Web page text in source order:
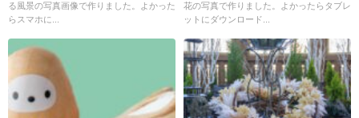
る風景の写真画像で作りました。よかった
らスマホに...
花の写真で作りました。よかったらタブレ
ットにダウンロード...